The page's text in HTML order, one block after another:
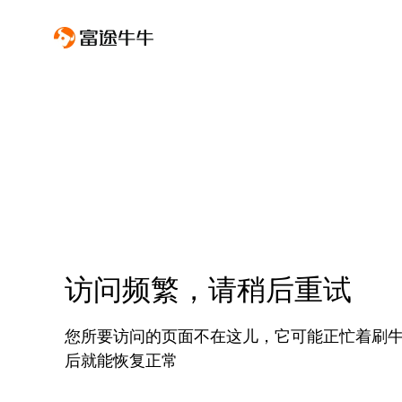
访问频繁，请稍后重试
您所要访问的页面不在这儿，它可能正忙着刷
后就能恢复正常